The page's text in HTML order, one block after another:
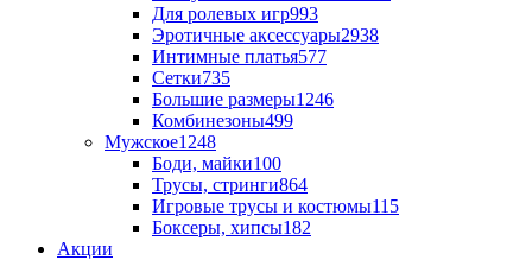
Для ролевых игр993
Эротичные аксессуары2938
Интимные платья577
Сетки735
Большие размеры1246
Комбинезоны499
Мужское1248
Боди, майки100
Трусы, стринги864
Игровые трусы и костюмы115
Боксеры, хипсы182
Акции